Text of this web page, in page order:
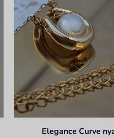
Elegance Curve